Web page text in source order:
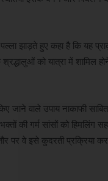
झाड़ते हुए कहा है कि यह
को यात्रा में शामिल
जाने वाले उपाय नाकाफी
की गर्म सांसों को हिमलिंग
पर वे इसे कुदरती प्रक्रिया